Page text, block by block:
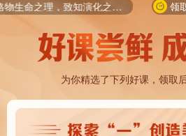
领取了《格物生命之理，致知演化之道》
为你精选了下列好课，领取